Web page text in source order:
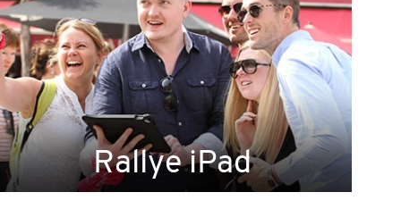
Rallye iPad